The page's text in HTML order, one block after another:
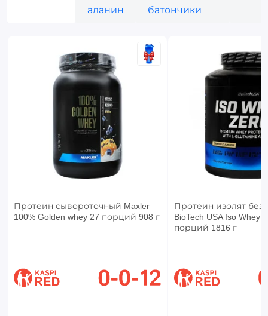
аланин
батончики
Протеин сывороточный Maxler
100% Golden whey 27 порций 908 г
Протеин изолят без
BioTech USA Iso Whey
порций 1816 г